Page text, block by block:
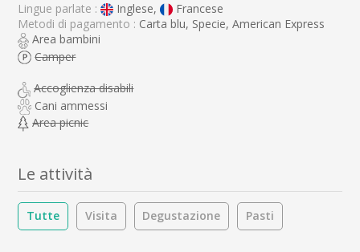
Lingue parlate : Inglese,
Francese
Metodi di pagamento : Carta blu, Specie, American Express
Area bambini
Camper
Accoglienza disabili
Cani ammessi
Area picnic
Le attività
Tutte Visita Degustazione Pasti